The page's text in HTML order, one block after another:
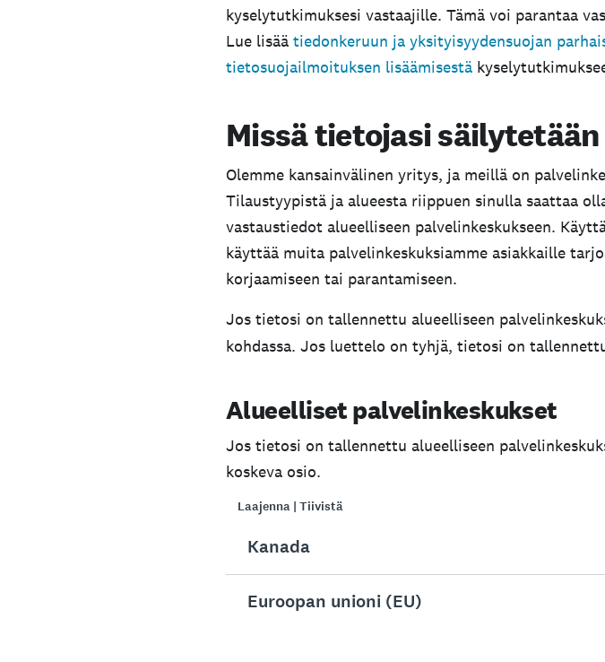
kyselytutkimuksesi vastaajille. Tämä voi parantaa
Lue lisää tiedonkeruun ja yksityisyydensuojan
tietosuojailmoituksen lisäämisestä
Missä tietojasi säilytetään
Olemme kansainvälinen yritys, ja meillä on
Tilaustyypistä ja alueesta riippuen sinulla saattaa
vastaustiedot alueelliseen palvelinkeskukseen.
käyttää muita palvelinkeskuksiamme asiakkaille
korjaamiseen tai parantamiseen.
Jos tietosi on tallennettu alueelliseen
kohdassa. Jos luettelo on tyhjä, tietosi on
Alueelliset palvelinkeskukset
Jos tietosi on tallennettu alueelliseen
koskeva osio.
Laajenna | Tiivistä
Kanada
Euroopan unioni (EU)